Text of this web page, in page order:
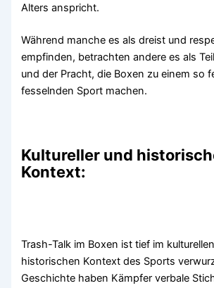
Alters anspricht.
Während manche es als dreist und
empfinden, betrachten andere es als
und der Pracht, die Boxen zu einem so
fesselnden Sport machen.
Kultureller und
Kontext:
Trash-Talk im Boxen ist tief im
historischen Kontext des Sports
Geschichte haben Kämpfer verbale